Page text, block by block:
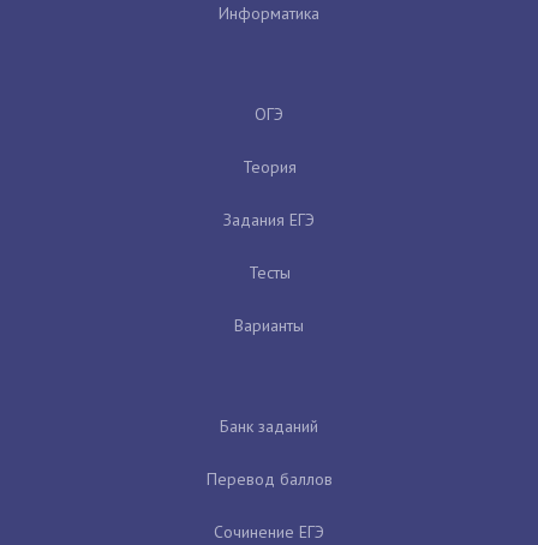
Информатика
ОГЭ
Теория
Задания ЕГЭ
Тесты
Варианты
Банк заданий
Перевод баллов
Сочинение ЕГЭ